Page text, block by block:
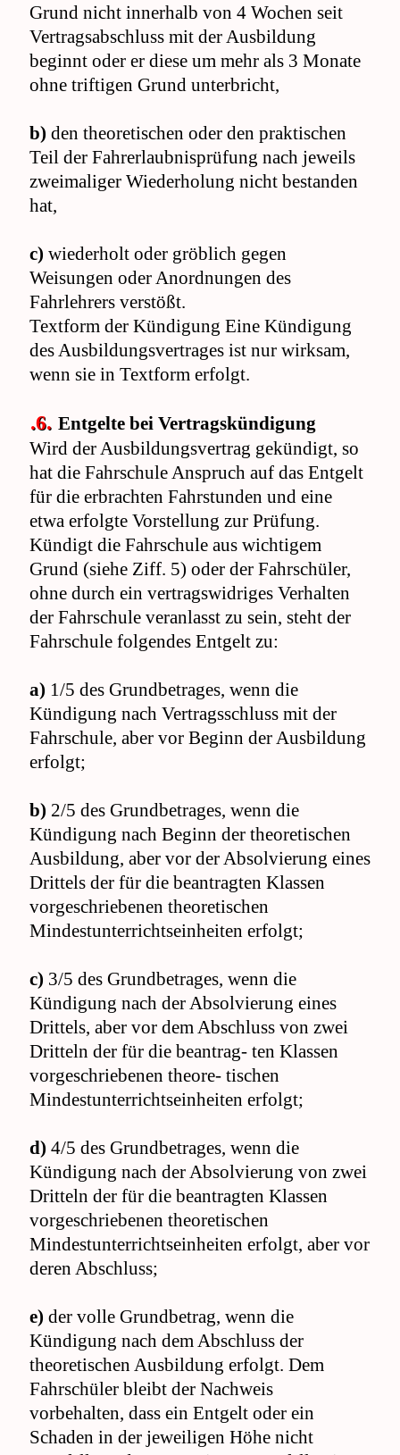
Grund nicht innerhalb von 4 Wochen seit
Vertragsabschluss mit der Ausbildung
beginnt oder er diese um mehr als 3 Monate
ohne triftigen Grund unterbricht,
b) den theoretischen oder den praktischen
Teil der Fahrerlaubnisprüfung nach jeweils
zweimaliger Wiederholung nicht bestanden
hat,
c) wiederholt oder gröblich gegen
Weisungen oder Anordnungen des
Fahrlehrers verstößt.
Textform der Kündigung Eine Kündigung
des Ausbildungsvertrages ist nur wirksam,
wenn sie in Textform erfolgt.
.6. Entgelte bei Vertragskündigung
Wird der Ausbildungsvertrag gekündigt, so
hat die Fahrschule Anspruch auf das Entgelt
für die erbrachten Fahrstunden und eine
etwa erfolgte Vorstellung zur Prüfung.
Kündigt die Fahrschule aus wichtigem
Grund (siehe Ziff. 5) oder der Fahrschüler,
ohne durch ein vertragswidriges Verhalten
der Fahrschule veranlasst zu sein, steht der
Fahrschule folgendes Entgelt zu:
a) 1/5 des Grundbetrages, wenn die
Kündigung nach Vertragsschluss mit der
Fahrschule, aber vor Beginn der Ausbildung
erfolgt;
b) 2/5 des Grundbetrages, wenn die
Kündigung nach Beginn der theoretischen
Ausbildung, aber vor der Absolvierung eines
Drittels der für die beantragten Klassen
vorgeschriebenen theoretischen
Mindestunterrichtseinheiten erfolgt;
c) 3/5 des Grundbetrages, wenn die
Kündigung nach der Absolvierung eines
Drittels, aber vor dem Abschluss von zwei
Dritteln der für die beantrag- ten Klassen
vorgeschriebenen theore- tischen
Mindestunterrichtseinheiten erfolgt;
d) 4/5 des Grundbetrages, wenn die
Kündigung nach der Absolvierung von zwei
Dritteln der für die beantragten Klassen
vorgeschriebenen theoretischen
Mindestunterrichtseinheiten erfolgt, aber vor
deren Abschluss;
e) der volle Grundbetrag, wenn die
Kündigung nach dem Abschluss der
theoretischen Ausbildung erfolgt. Dem
Fahrschüler bleibt der Nachweis
vorbehalten, dass ein Entgelt oder ein
Schaden in der jeweiligen Höhe nicht